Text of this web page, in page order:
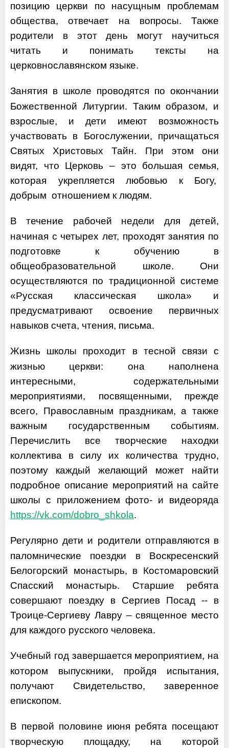
позицию церкви по насущным проблемам
общества, отвечает на вопросы. Также
родители в этот день могут научиться
читать и понимать тексты на
церковнославянском языке.
Занятия в школе проводятся по окончании
Божественной Литургии. Таким образом, и
взрослые, и дети имеют возможность
участвовать в Богослужении, причащаться
Святых Христовых Тайн. При этом они
видят, что Церковь – это большая семья,
которая укрепляется любовью к Богу,
добрым отношением к людям.
В течение рабочей недели для детей,
начиная с четырех лет, проходят занятия по
подготовке к обучению в
общеобразовательной школе. Они
осуществляются по традиционной системе
«Русская классическая школа» и
предусматривают освоение первичных
навыков счета, чтения, письма.
Жизнь школы проходит в тесной связи с
жизнью церкви: она наполнена
интересными, содержательными
мероприятиями, посвященными, прежде
всего, Православным праздникам, а также
важным государственным событиям.
Перечислить все творческие находки
коллектива в силу их количества трудно,
поэтому каждый желающий может найти
подробное описание мероприятий на сайте
школы с приложением фото- и видеоряда
https://vk.com/dobro_shkola.
Регулярно дети и родители отправляются в
паломнические поездки в Воскресенский
Белогорский монастырь, в Костомаровский
Спасский монастырь. Старшие ребята
совершают поездку в Сергиев Посад -- в
Троице-Сергиеву Лавру – священное место
для каждого русского человека.
Учебный год завершается мероприятием, на
котором выпускники, пройдя испытания,
получают Свидетельство, заверенное
епископом.
В первой половине июня ребята посещают
творческую площадку, на которой